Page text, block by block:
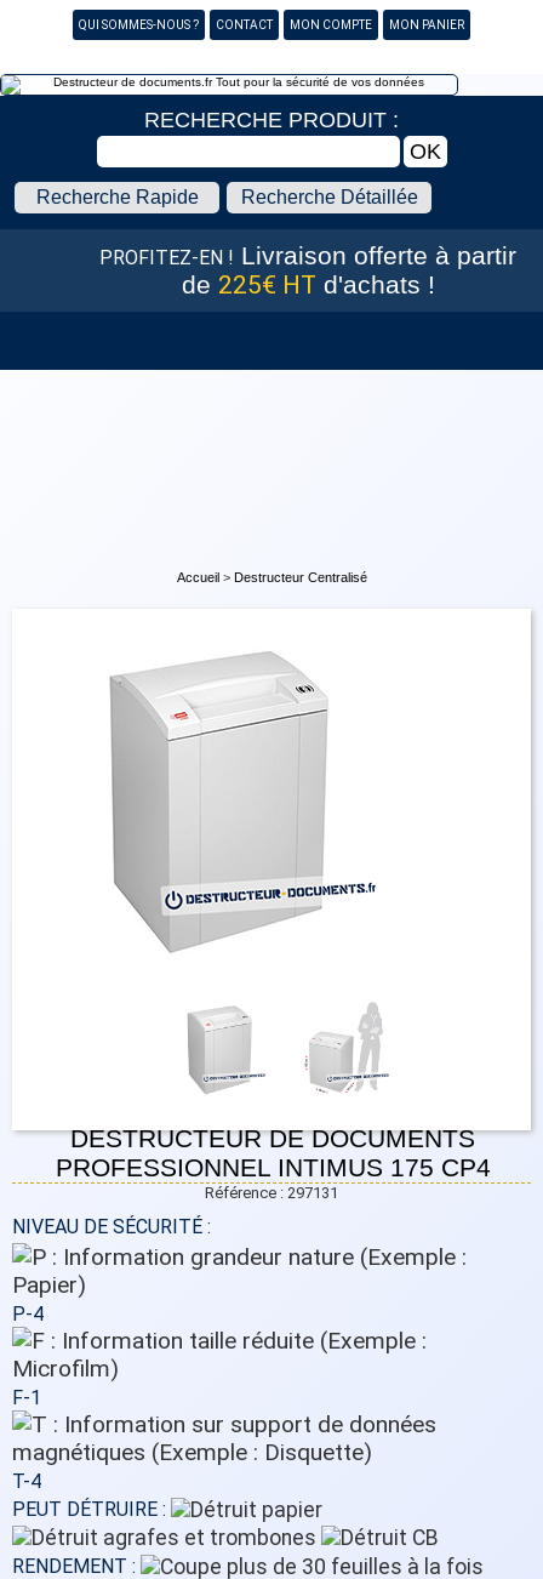
QUI SOMMES-NOUS ? CONTACT MON COMPTE MON PANIER
RECHERCHE PRODUIT :
Recherche Rapide Recherche Détaillée
PROFITEZ-EN ! Livraison offerte à partir
de 225€ HT d'achats !
Accueil> Destructeur Centralisé
DESTRUCTEUR DE DOCUMENTS
PROFESSIONNEL INTIMUS 175 CP4
Référence : 297131
NIVEAU DE SÉCURITÉ :
P-4
F-1
T-4
PEUT DÉTRUIRE :
RENDEMENT :